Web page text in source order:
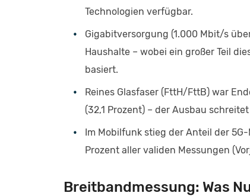
Technologien verfügbar.
Gigabitversorgung (1.000 Mbit/s
Haushalte – wobei ein großer Teil
basiert.
Reines Glasfaser (FttH/FttB) war
(32,1 Prozent) – der Ausbau
Im Mobilfunk stieg der Anteil der
Prozent aller validen Messungen
Breitbandmessung: Was